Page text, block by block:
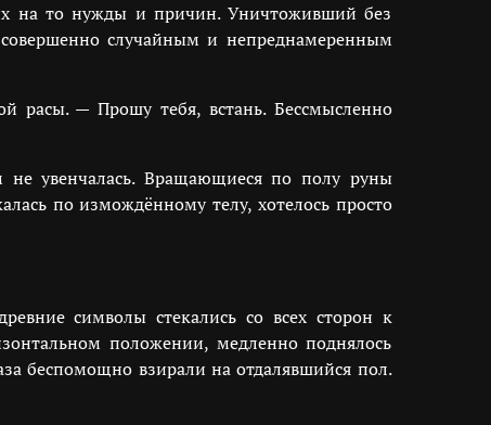
на то нужды и причин. Уничтоживший без
случайным и непреднамеренным
расы. — Прошу тебя, встань. Бессмысленно
не увенчалась. Вращающиеся по полу руны
по измождённому телу, хотелось просто
символы стекались со всех сторон к
положении, медленно поднялось
беспомощно взирали на отдалявшийся пол.